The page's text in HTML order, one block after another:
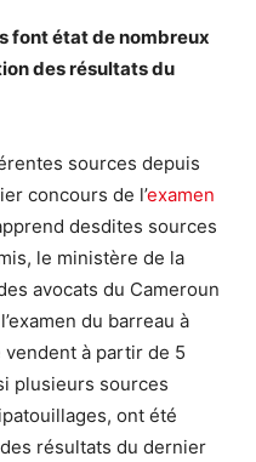
font état de nombreux
des résultats du
sources depuis
concours de l’examen
desdites sources
le ministère de la
avocats du Cameroun
du barreau à
à partir de 5
plusieurs sources
ont été
résultats du dernier